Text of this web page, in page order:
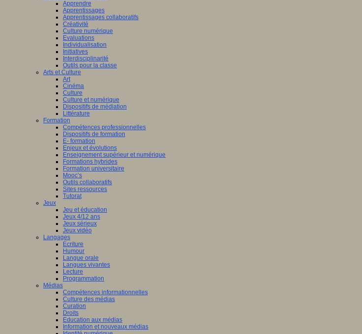
Apprendre
Apprentissages
Apprentissages collaboratifs
Créativité
Culture numérique
Evaluations
Individualisation
Initiatives
Interdisciplinarité
Outils pour la classe
Arts et Culture
Art
Cinéma
Culture
Culture et numérique
Dispositifs de médiation
Littérature
Formation
Compétences professionnelles
Dispositifs de formation
E- formation
Enjeux et évolutions
Enseignement supérieur et numérique
Formations hybrides
Formation universitaire
Mooc’s
Outils collaboratifs
Sites ressources
Tutorat
Jeux
Jeu et éducation
Jeux 4/12 ans
Jeux sérieux
Jeux vidéo
Langages
Ecriture
Humour
Langue orale
Langues vivantes
Lecture
Programmation
Médias
Compétences informationnelles
Culture des médias
Curation
Droits
Education aux médias
Information et nouveaux médias